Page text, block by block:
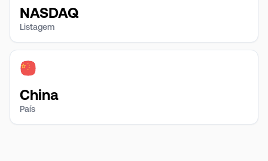
NASDAQ
Listagem
China
País